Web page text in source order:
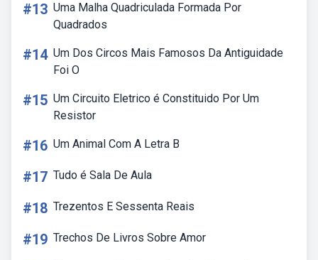
#13 Uma Malha Quadriculada Formada Por
Quadrados
#14 Um Dos Circos Mais Famosos Da Antiguidade
Foi O
#15 Um Circuito Eletrico é Constituido Por Um
Resistor
#16 Um Animal Com A Letra B
#17 Tudo é Sala De Aula
#18 Trezentos E Sessenta Reais
#19 Trechos De Livros Sobre Amor